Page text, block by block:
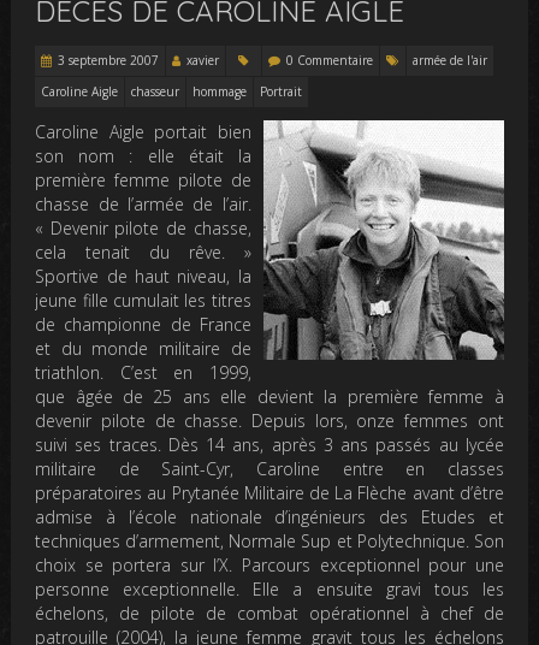
DÉCÈS DE CAROLINE AIGLE
3 septembre 2007 xavier 0 Commentaire
armée de l'air
Caroline Aigle
chasseur hommage Portrait
Caroline Aigle portait bien
son nom : elle était la
première femme pilote de
chasse de l’armée de l’air.
« Devenir pilote de chasse,
cela tenait du rêve. »
Sportive de haut niveau, la
jeune fille cumulait les titres
de championne de France
et du monde militaire de
triathlon. C’est en 1999,
que âgée de 25 ans elle devient la première femme à
devenir pilote de chasse. Depuis lors, onze femmes ont
suivi ses traces. Dès 14 ans, après 3 ans passés au lycée
militaire de Saint-Cyr, Caroline entre en classes
préparatoires au Prytanée Militaire de La Flèche avant d’être
admise à l’école nationale d’ingénieurs des Etudes et
techniques d’armement, Normale Sup et Polytechnique. Son
choix se portera sur l’X. Parcours exceptionnel pour une
personne exceptionnelle. Elle a ensuite gravi tous les
échelons, de pilote de combat opérationnel à chef de
patrouille (2004), la jeune femme gravit tous les échelons